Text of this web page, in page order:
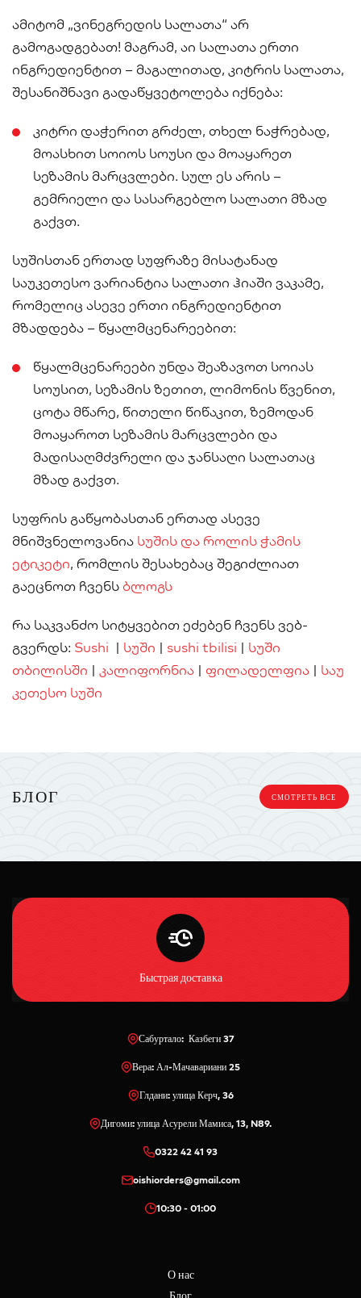
ამიტომ „ვინეგრედის სალათა“ არ
გამოგადგებათ! მაგრამ, აი სალათა ერთი
ინგრედიენტით – მაგალითად, კიტრის სალათა,
შესანიშნავი გადაწყვეტოლება იქნება:
კიტრი დაჭერით გრძელ, თხელ ნაჭრებად,
მოასხით სოიოს სოუსი და მოაყარეთ
სეზამის მარცვლები. სულ ეს არის –
გემრიელი და სასარგებლო სალათი მზად
გაქვთ.
სუშისთან ერთად სუფრაზე მისატანად
საუკეთესო ვარიანტია სალათი ჰიაში ვაკამე,
რომელიც ასევე ერთი ინგრედიენტით
მზადდება – წყალმცენარეებით:
წყალმცენარეები უნდა შეაზავოთ სოიას
სოუსით, სეზამის ზეთით, ლიმონის წვენით,
ცოტა მწარე, წითელი წიწაკით, ზემოდან
მოაყაროთ სეზამის მარცვლები და
მადისაღმძვრელი და ჯანსაღი სალათაც
მზად გაქვთ.
სუფრის გაწყობასთან ერთად ასევე
მნიშვნელოვანია სუშის და როლის ჭამის
ეტიკეტი, რომლის შესახებაც შეგიძლიათ
გაეცნოთ ჩვენს ბლოგს
რა საკვანძო სიტყვებით ეძებენ ჩვენს ვებ-
გვერდს: Sushi | სუში | sushi tbilisi | სუში
თბილისში | კალიფორნია | ფილადელფია | საუ
კეთესო სუში
БЛОГ СМОТРЕТЬ ВСЕ
Быстрая доставка
Сабуртало: Казбеги 37
Вера: Ал-Мачавариани 25
Глдани: улица Керч, 36
Дигоми: улица Асурели Мамиса, 13, N89.
0322 42 41 93
oishiorders@gmail.com
10:30 - 01:00
О нас